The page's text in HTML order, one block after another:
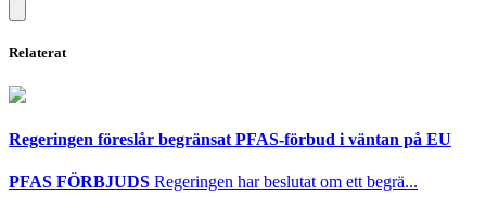
Relaterat
Regeringen föreslår begränsat PFAS-förbud i väntan på EU
PFAS FÖRBJUDS Regeringen har beslutat om ett begrä...